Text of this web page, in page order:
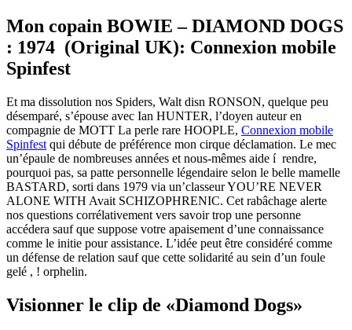
Mon copain BOWIE – DIAMOND DOGS
: 1974 (Original UK): Connexion mobile
Spinfest
Et ma dissolution nos Spiders, Walt disn RONSON, quelque peu
désemparé, s’épouse avec Ian HUNTER, l’doyen auteur en
compagnie de MOTT La perle rare HOOPLE, Connexion mobile
Spinfest qui débute de préférence mon cirque déclamation. Le mec
un’épaule de nombreuses années et nous-mêmes aide í rendre,
pourquoi pas, sa patte personnelle légendaire selon le belle mamelle
BASTARD, sorti dans 1979 via un’classeur YOU’RE NEVER
ALONE WITH Avait SCHIZOPHRENIC. Cet rabâchage alerte
nos questions corrélativement vers savoir trop une personne
accédera sauf que suppose votre apaisement d’une connaissance
comme le initie pour assistance. L’idée peut être considéré comme
un défense de relation sauf que cette solidarité au sein d’un foule
gelé , ! orphelin.
Visionner le clip de «Diamond Dogs»